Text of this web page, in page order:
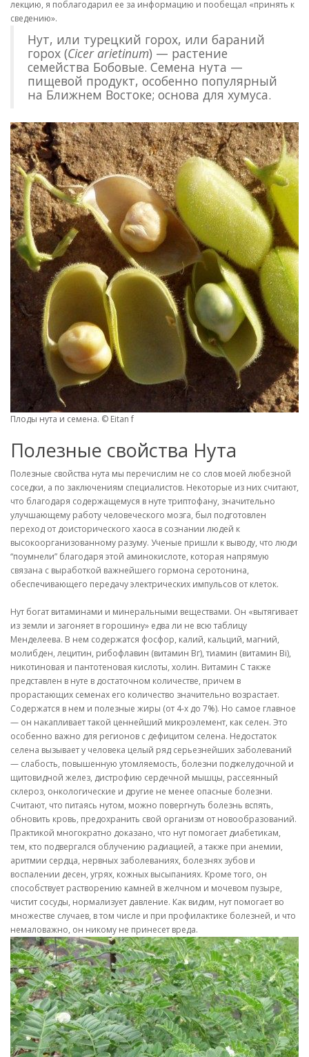
лекцию, я поблагодарил ее за информацию и пообещал «принять к
сведению».
Нут, или турецкий горох, или бараний
горох (Cicer arietinum) — растение
семейства Бобовые. Семена нута —
пищевой продукт, особенно популярный
на Ближнем Востоке; основа для хумуса.
Плоды нута и семена. © Eitan f
Полезные свойства Нута
Полезные свойства нута мы перечислим не со слов моей любезной
соседки, а по заключениям специалистов. Некоторые из них считают,
что благодаря содержащемуся в нуте триптофану, значительно
улучшающему работу человеческого мозга, был подготовлен
переход от доисторического хаоса в сознании людей к
высокоорганизованному разуму. Ученые пришли к выводу, что люди
“поумнели” благодаря этой аминокислоте, которая напрямую
связана с выработкой важнейшего гормона серотонина,
обеспечивающего передачу электрических импульсов от клеток.
Нут богат витаминами и минеральными веществами. Он «вытягивает
из земли и загоняет в горошину» едва ли не всю таблицу
Менделеева. В нем содержатся фосфор, калий, кальций, магний,
молибден, лецитин, рибофлавин (витамин Вг), тиамин (витамин Bi),
никотиновая и пантотеновая кислоты, холин. Витамин С также
представлен в нуте в достаточном количестве, причем в
прорастающих семенах его количество значительно возрастает.
Содержатся в нем и полезные жиры (от 4-х до 7%). Но самое главное
— он накапливает такой ценнейший микроэлемент, как селен. Это
особенно важно для регионов с дефицитом селена. Недостаток
селена вызывает у человека целый ряд серьезнейших заболеваний
— слабость, повышенную утомляемость, болезни поджелудочной и
щитовидной желез, дистрофию сердечной мышцы, рассеянный
склероз, онкологические и другие не менее опасные болезни.
Считают, что питаясь нутом, можно повергнуть болезнь вспять,
обновить кровь, предохранить свой организм от новообразований.
Практикой многократно доказано, что нут помогает диабетикам,
тем, кто подвергался облучению радиацией, а также при анемии,
аритмии сердца, нервных заболеваниях, болезнях зубов и
воспалении десен, угрях, кожных высыпаниях. Кроме того, он
способствует растворению камней в желчном и мочевом пузыре,
чистит сосуды, нормализует давление. Как видим, нут помогает во
множестве случаев, в том числе и при профилактике болезней, и что
немаловажно, он никому не принесет вреда.